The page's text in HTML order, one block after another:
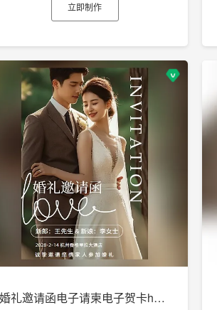
立即制作
婚礼邀请函电子请柬电子贺卡h5制作